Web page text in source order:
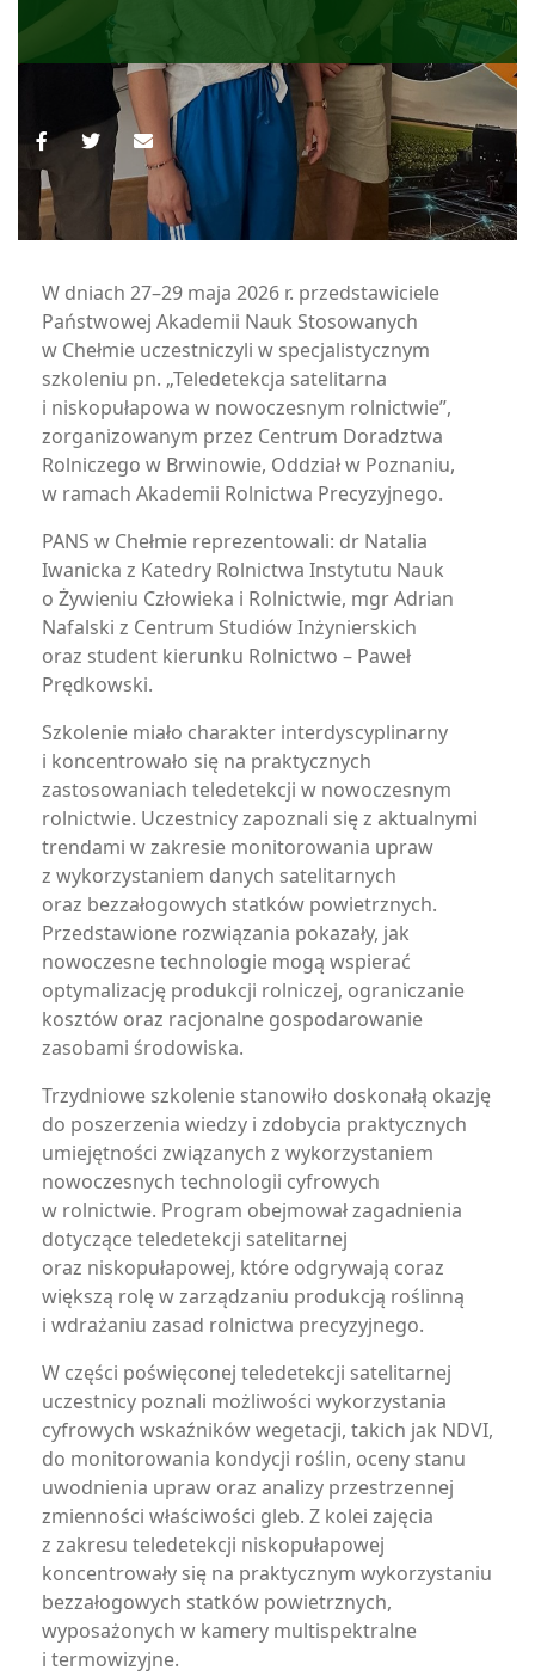
W dniach 27–29 maja 2026 r. przedstawiciele
Państwowej Akademii Nauk Stosowanych
w Chełmie uczestniczyli w specjalistycznym
szkoleniu pn. „Teledetekcja satelitarna
i niskopułapowa w nowoczesnym rolnictwie”,
zorganizowanym przez Centrum Doradztwa
Rolniczego w Brwinowie, Oddział w Poznaniu,
w ramach Akademii Rolnictwa Precyzyjnego.
PANS w Chełmie reprezentowali: dr Natalia
Iwanicka z Katedry Rolnictwa Instytutu Nauk
o Żywieniu Człowieka i Rolnictwie, mgr Adrian
Nafalski z Centrum Studiów Inżynierskich
oraz student kierunku Rolnictwo – Paweł
Prędkowski.
Szkolenie miało charakter interdyscyplinarny
i koncentrowało się na praktycznych
zastosowaniach teledetekcji w nowoczesnym
rolnictwie. Uczestnicy zapoznali się z aktualnymi
trendami w zakresie monitorowania upraw
z wykorzystaniem danych satelitarnych
oraz bezzałogowych statków powietrznych.
Przedstawione rozwiązania pokazały, jak
nowoczesne technologie mogą wspierać
optymalizację produkcji rolniczej, ograniczanie
kosztów oraz racjonalne gospodarowanie
zasobami środowiska.
Trzydniowe szkolenie stanowiło doskonałą okazję
do poszerzenia wiedzy i zdobycia praktycznych
umiejętności związanych z wykorzystaniem
nowoczesnych technologii cyfrowych
w rolnictwie. Program obejmował zagadnienia
dotyczące teledetekcji satelitarnej
oraz niskopułapowej, które odgrywają coraz
większą rolę w zarządzaniu produkcją roślinną
i wdrażaniu zasad rolnictwa precyzyjnego.
W części poświęconej teledetekcji satelitarnej
uczestnicy poznali możliwości wykorzystania
cyfrowych wskaźników wegetacji, takich jak NDVI,
do monitorowania kondycji roślin, oceny stanu
uwodnienia upraw oraz analizy przestrzennej
zmienności właściwości gleb. Z kolei zajęcia
z zakresu teledetekcji niskopułapowej
koncentrowały się na praktycznym wykorzystaniu
bezzałogowych statków powietrznych,
wyposażonych w kamery multispektralne
i termowizyjne.